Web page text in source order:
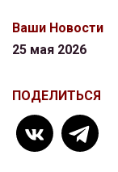
Ваши Новости
25 мая 2026
ПОДЕЛИТЬСЯ